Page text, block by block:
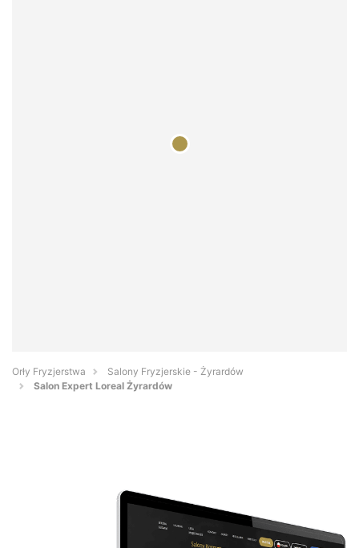
Orły Fryzjerstwa
Salony Fryzjerskie - Żyrardów
Salon Expert Loreal Żyrardów